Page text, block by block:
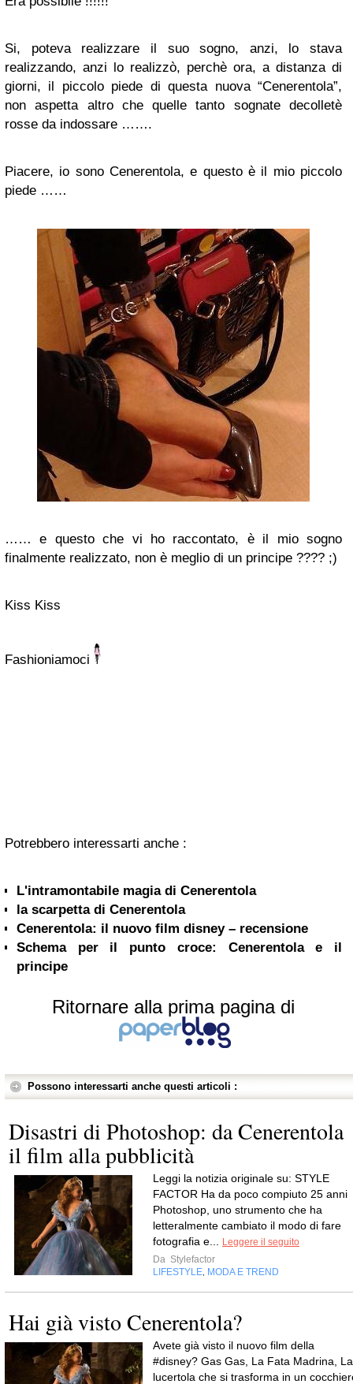
Si, poteva realizzare il suo sogno, anzi, lo stava
realizzando, anzi lo realizzò, perchè ora, a distanza di
giorni, il piccolo piede di questa nuova “Cenerentola”,
non aspetta altro che quelle tanto sognate decolletè
rosse da indossare …….
Piacere, io sono Cenerentola, e questo è il mio piccolo
piede ……
…… e questo che vi ho raccontato, è il mio sogno
finalmente realizzato, non è meglio di un principe ???? ;)
Kiss Kiss
Fashioniamoci
Potrebbero interessarti anche :
L'intramontabile magia di Cenerentola
la scarpetta di Cenerentola
Cenerentola: il nuovo film disney – recensione
Schema per il punto croce: Cenerentola e il
principe
Ritornare alla prima pagina di
Possono interessarti anche questi articoli :
Disastri di Photoshop: da Cenerentola
il film alla pubblicità
Leggi la notizia originale su: STYLE
FACTOR Ha da poco compiuto 25 anni
Photoshop, uno strumento che ha
letteralmente cambiato il modo di fare
fotografia e...
Leggere il seguito
Da Stylefactor
LIFESTYLE MODA E TREND
Hai già visto Cenerentola?
Avete già visto il nuovo film della
#disney? Gas Gas, La Fata Madrina, La
lucertola che si trasforma in un